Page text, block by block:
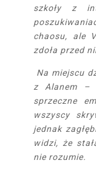
szkoły z
chaosu, ale
zdoła przed
Na miejscu
z Alanem –
sprzeczne
wszyscy
jednak
widzi, że
nie rozumie.